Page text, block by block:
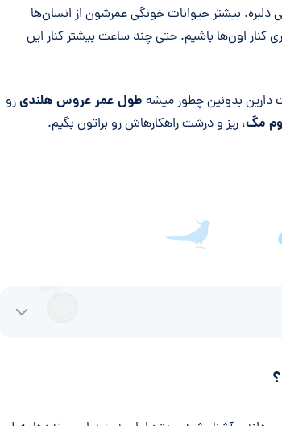
بیشتر حیوانات خونگی عمرشون از انسان‌ها
کنار اون‌ها باشیم. حتی چند ساعت بیشتر کنار این
طول عمر عروس هلندیرو
مگ، ریز و درشت راهکارهاش رو براتون بگیم.